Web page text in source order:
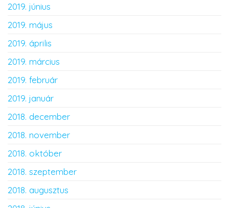
2019. június
2019. május
2019. április
2019. március
2019. február
2019. január
2018. december
2018. november
2018. október
2018. szeptember
2018. augusztus